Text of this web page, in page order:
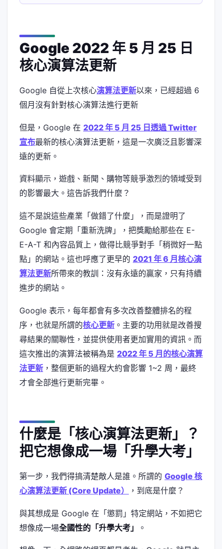
Google 2022 年 5 月 25 日
核心演算法更新
Google 自從上次核心演算法更新以來，已經超過 6
個月沒有針對核心演算法進行更新
但是，Google 在 2022 年 5 月 25 日透過 Twitter
宣布最新的核心演算法更新，這是一次廣泛且影響深
遠的更新。
資料顯示，遊戲、新聞、購物等競爭激烈的領域受到
的影響最大。這告訴我們什麼？
這不是說這些產業「做錯了什麼」，而是證明了
Google 會定期「重新洗牌」，把獎勵給那些在 E-
E-A-T 和內容品質上，做得比競爭對手「稍微好一點
點」的網站。這也呼應了更早的 2021 年 6 月核心演
算法更新所帶來的教訓：沒有永遠的贏家，只有持續
進步的網站。
Google 表示，每年都會有多次改善整體排名的程
序，也就是所謂的核心更新 。主要的功用就是改善搜
尋結果的關聯性，並提供使用者更加實用的資訊。而
這次推出的演算法被稱為是 2022 年 5 月的核心演算
法更新 ，整個更新的過程大約會影響 1~2 周，最終
才會全部進行更新完畢。
什麼是「核心演算法更新」？
把它想像成一場「升學大考」
第一步，我們得搞清楚敵人是誰。所謂的 Google 核
心演算法更新 (Core Update）
，到底是什麼？
與其想成是 Google 在「懲罰」特定網站，不如把它
想像成一場全國性的「升學大考」 。